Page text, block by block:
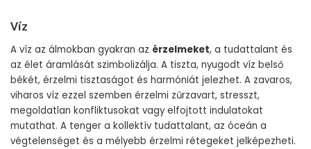
Víz
A víz az álmokban gyakran az érzelmeket, a tudattalant és
az élet áramlását szimbolizálja. A tiszta, nyugodt víz belső
békét, érzelmi tisztaságot és harmóniát jelezhet. A zavaros,
viharos víz ezzel szemben érzelmi zűrzavart, stresszt,
megoldatlan konfliktusokat vagy elfojtott indulatokat
mutathat. A tenger a kollektív tudattalant, az óceán a
végtelenséget és a mélyebb érzelmi rétegeket jelképezheti.